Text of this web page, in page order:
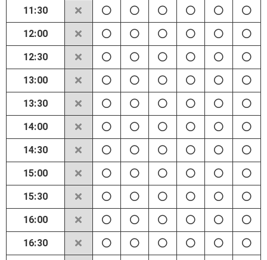
11:30
12:00
12:30
13:00
13:30
14:00
14:30
15:00
15:30
16:00
16:30